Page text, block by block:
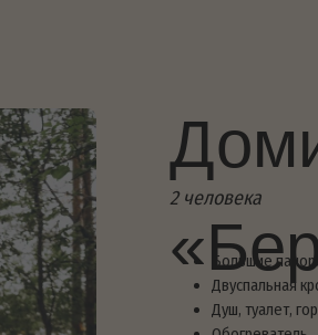
(оплачивается дополнительно)
Смотреть свободные даты
от 5900 ₽